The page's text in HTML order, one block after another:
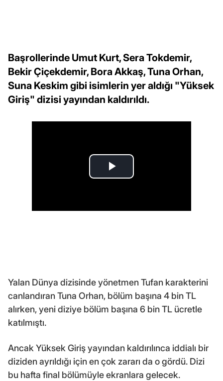
Başrollerinde Umut Kurt, Sera Tokdemir,
Bekir Çiçekdemir, Bora Akkaş, Tuna Orhan,
Suna Keskim gibi isimlerin yer aldığı "Yüksek
Giriş" dizisi yayından kaldırıldı.
Yalan Dünya dizisinde yönetmen Tufan karakterini
canlandıran Tuna Orhan, bölüm başına 4 bin TL
alırken, yeni diziye bölüm başına 6 bin TL ücretle
katılmıştı.
Ancak Yüksek Giriş yayından kaldırılınca iddialı bir
diziden ayrıldığı için en çok zararı da o gördü. Dizi
bu hafta final bölümüyle ekranlara gelecek.